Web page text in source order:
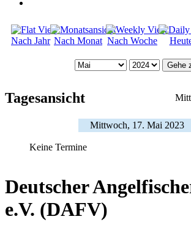
Nach Jahr Nach Monat Nach Woche
Gehe
Tagesansicht
Mittwoch, 17. Mai 2023
Keine Termine
Deutscher
e.V. (DAFV)